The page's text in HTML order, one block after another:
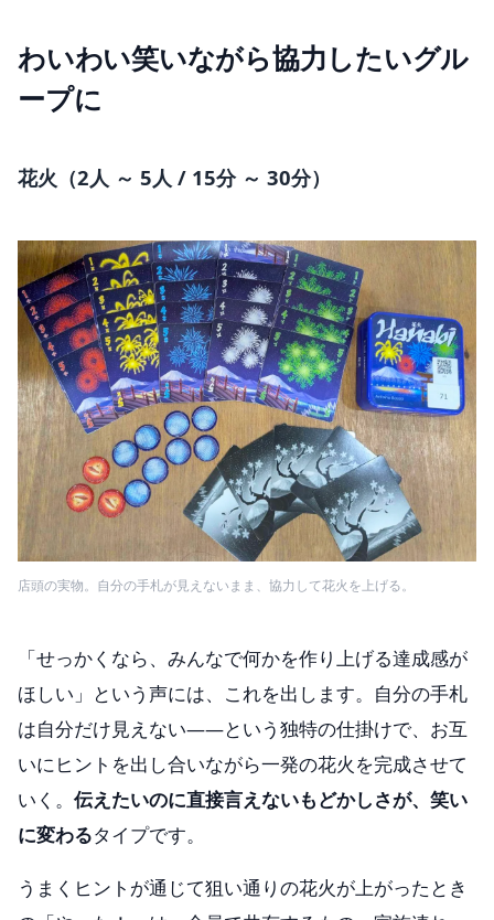
わいわい笑いながら協力したいグル
ープに
花火（2人 ～ 5人 / 15分 ～ 30分）
店頭の実物。自分の手札が見えないまま、協力して花火を上げる。
「せっかくなら、みんなで何かを作り上げる達成感が
ほしい」という声には、これを出します。自分の手札
は自分だけ見えない——という独特の仕掛けで、お互
いにヒントを出し合いながら一発の花火を完成させて
いく。 伝えたいのに直接言えないもどかしさが、笑い
に変わるタイプです。
うまくヒントが通じて狙い通りの花火が上がったとき